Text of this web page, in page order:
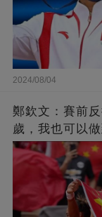
2024/08/04
鄭欽文：賽前
歲，我也可以做